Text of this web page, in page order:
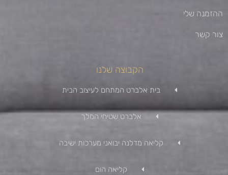
ההזמנה שלי
צור קשר
הקבוצה שלנו
בית אלברט המתחם לעיצוב הבית
אלברט שטיחי המלך
קליאה מדלנה יבואני מערכות ישיבה
קליאה הום